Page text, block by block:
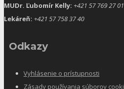
MUDr. Ľubomír Kelly: +421 57 769 27 01
Lekáreň: +421 57 758 37 40
Odkazy
Vyhlásenie o prístupnosti
Zásady používania súborov